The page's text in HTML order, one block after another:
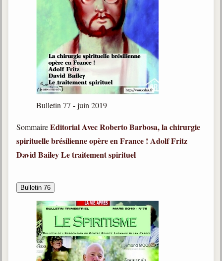
Bulletin 77 - juin 2019
SommaireEditorialAvec Roberto Barbosa, la chirurgie
spirituelle brésilienne opère en France ! Adolf Fritz
David BaileyLe traitement spirituel
Bulletin 76